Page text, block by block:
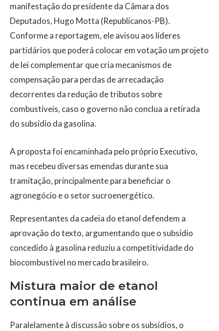
manifestação do presidente da Câmara dos
Deputados, Hugo Motta (Republicanos-PB).
Conforme a reportagem, ele avisou aos líderes
partidários que poderá colocar em votação um projeto
de lei complementar que cria mecanismos de
compensação para perdas de arrecadação
decorrentes da redução de tributos sobre
combustíveis, caso o governo não conclua a retirada
do subsídio da gasolina.
A proposta foi encaminhada pelo próprio Executivo,
mas recebeu diversas emendas durante sua
tramitação, principalmente para beneficiar o
agronegócio e o setor sucroenergético.
Representantes da cadeia do etanol defendem a
aprovação do texto, argumentando que o subsídio
concedido à gasolina reduziu a competitividade do
biocombustível no mercado brasileiro.
Mistura maior de etanol
continua em análise
Paralelamente à discussão sobre os subsídios, o